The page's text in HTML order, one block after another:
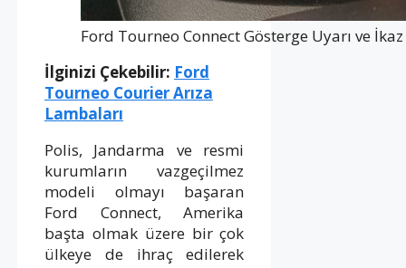
Ford Tourneo Connect Gösterge Uyarı ve
İlginizi Çekebilir: Ford
Tourneo Courier Arıza
Lambaları
Polis, Jandarma ve resmi
kurumların vazgeçilmez
modeli olmayı başaran
Ford Connect, Amerika
başta olmak üzere bir çok
ülkeye de ihraç edilerek